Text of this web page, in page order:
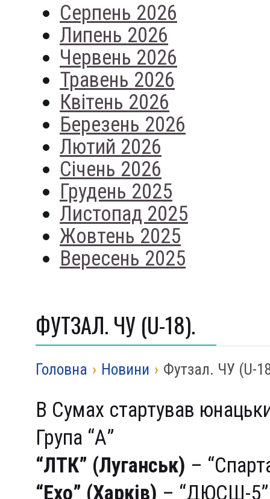
Серпень 2026
Липень 2026
Червень 2026
Травень 2026
Квітень 2026
Березень 2026
Лютий 2026
Січень 2026
Грудень 2025
Листопад 2025
Жовтень 2025
Вересень 2025
ФУТЗАЛ. ЧУ (U-18).
Головна › Новини › Футзал. ЧУ (U-
В Сумах стартував
Група “А”
“ЛТК” (Луганськ) –
“Ехо” (Харків) – “ДЮСШ-5”